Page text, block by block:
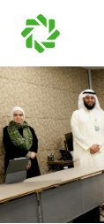
المالية الخاصة